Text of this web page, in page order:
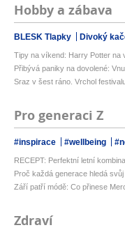
Hobby a zábava
BLESK Tlapky Divoký
Tipy na víkend: Harry Potter na
Přibývá paniky na dovolené:
Sraz v šest ráno. Vrchol
Pro generaci Z
#inspirace #wellbeing
RECEPT: Perfektní letní
Proč každá generace hledá
Září patří módě: Co přinese
Zdraví